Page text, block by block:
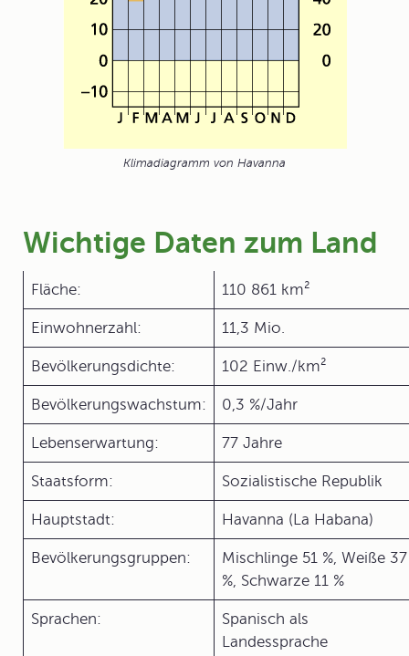
Klimadiagramm von Havanna
Wichtige Daten zum Land
Fläche: 110 861 km²
Einwohnerzahl: 11,3 Mio.
Bevölkerungsdichte: 102 Einw./km²
Bevölkerungswachstum: 0,3 %/Jahr
Lebenserwartung: 77 Jahre
Staatsform: Sozialistische Republik
Hauptstadt: Havanna (La Habana)
Bevölkerungsgruppen:
Mischlinge 51 %, Weiße 37
%, Schwarze 11 %
Sprachen:
Spanisch als
Landessprache